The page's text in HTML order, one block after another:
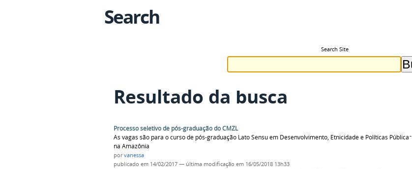
Search
Search Site
Resultado da busca
Processo seletivo de pós-graduação do CMZL
As vagas são para o curso de pós-graduação Lato Sensu em Desenvolvimento, Etnicidade e Políticas Públicas
na Amazônia
porvanessa
publicado em 14/02/2017 — última modificação em 16/05/2018 13h33